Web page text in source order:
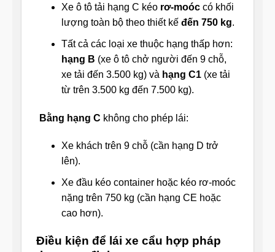
Xe ô tô tải hạng C kéo rơ-moóccó khối
lượng toàn bộ theo thiết kế đến 750 kg.
Tất cả các loại xe thuộc hạng thấp hơn:
hạng B (xe ô tô chở người đến 9 chỗ,
xe tải đến 3.500 kg) và hạng C1(xe tải
từ trên 3.500 kg đến 7.500 kg).
Bằng hạng C không cho phép lái:
Xe khách trên 9 chỗ (cần hạng D trở
lên).
Xe đầu kéo container hoặc kéo rơ-moóc
nặng trên 750 kg (cần hạng CE hoặc
cao hơn).
Điều kiện để lái xe cẩu hợp pháp